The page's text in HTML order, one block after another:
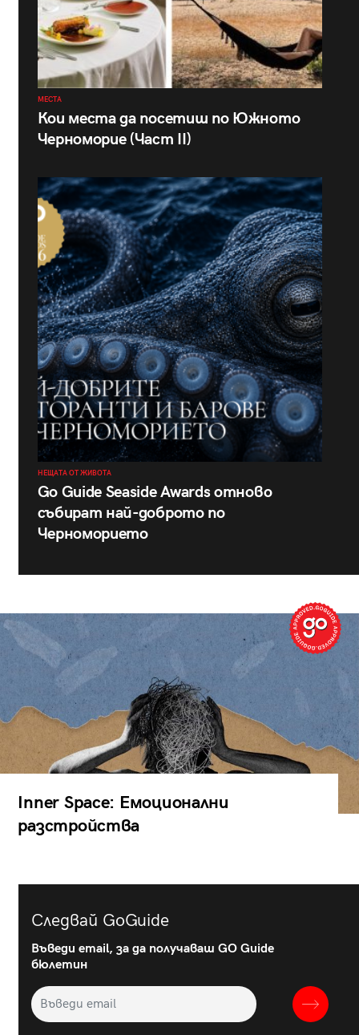
МЕСТА
Кои места да посетиш по Южното
Черноморие (Част II)
НЕЩАТА ОТ ЖИВОТА
Go Guide Seaside Awards отново
събират най-доброто по
Черноморието
Inner Space: Емоционални
разстройства
Следвай GoGuide
Въведи email, за да получаваш GO Guide
бюлетин